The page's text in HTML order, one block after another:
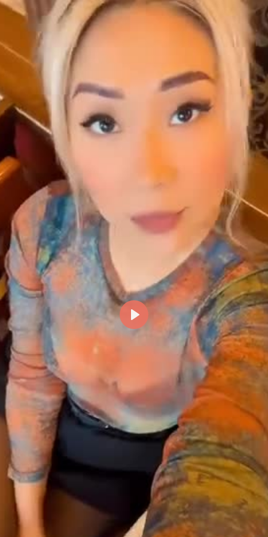
Reproducir